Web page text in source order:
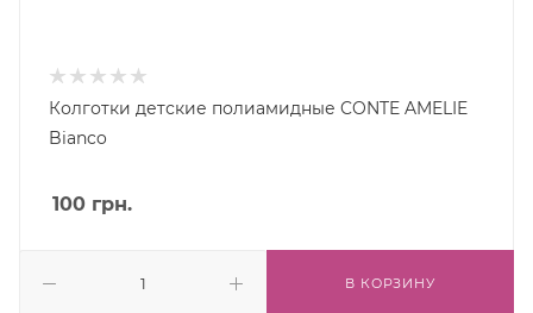
Колготки детские полиамидные CONTE AMELIE
Bianco
100 грн.
В КОРЗИНУ